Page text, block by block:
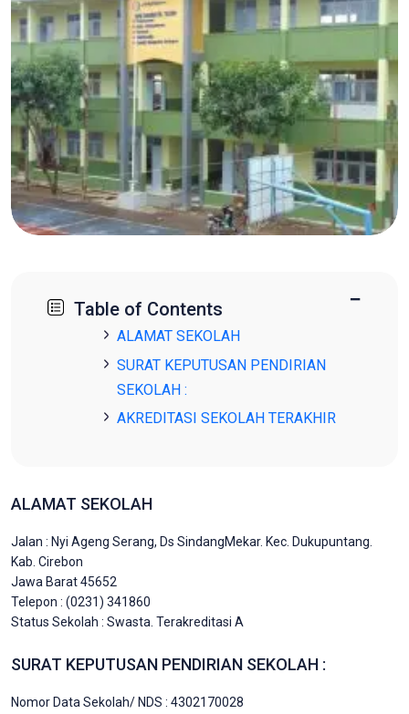
Table of Contents −
ALAMAT SEKOLAH
SURAT KEPUTUSAN PENDIRIAN
SEKOLAH :
AKREDITASI SEKOLAH TERAKHIR
ALAMAT SEKOLAH
Jalan : Nyi Ageng Serang, Ds SindangMekar. Kec. Dukupuntang.
Kab. Cirebon
Jawa Barat 45652
Telepon : (0231) 341860
Status Sekolah : Swasta. Terakreditasi A
SURAT KEPUTUSAN PENDIRIAN SEKOLAH :
Nomor Data Sekolah/ NDS : 4302170028